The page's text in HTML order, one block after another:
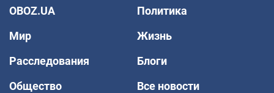
OBOZ.UA
Политика
Мир
Жизнь
Расследования
Блоги
Общество
Все новости